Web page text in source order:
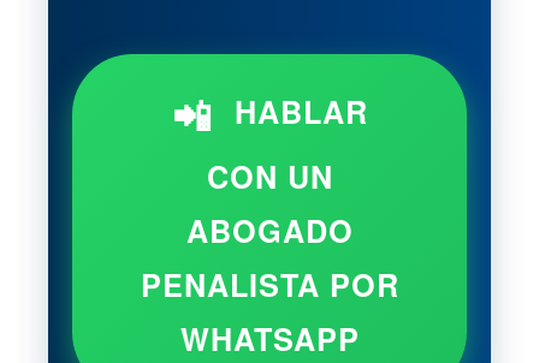
📲 HABLAR
CON UN
ABOGADO
PENALISTA POR
WHATSAPP